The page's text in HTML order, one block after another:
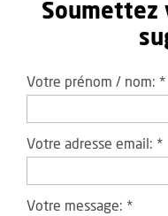
Soumettez
Votre prénom / nom: *
Votre adresse email: *
Votre message: *